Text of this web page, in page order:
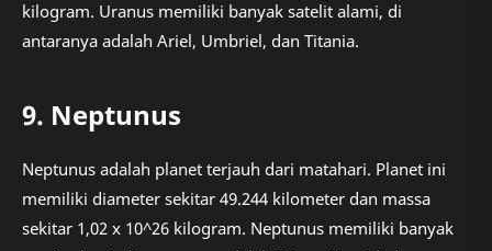
kilogram. Uranus memiliki banyak satelit alami, di
antaranya adalah Ariel, Umbriel, dan Titania.
9. Neptunus
Neptunus adalah planet terjauh dari matahari. Planet ini
memiliki diameter sekitar 49.244 kilometer dan massa
sekitar 1,02 x 10^26 kilogram. Neptunus memiliki banyak